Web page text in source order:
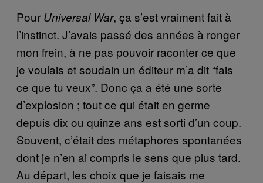
Pour Universal War, ça s’est vraiment fait à
l’instinct. J’avais passé des années à ronger
mon frein, à ne pas pouvoir raconter ce que
je voulais et soudain un éditeur m’a dit “fais
ce que tu veux”. Donc ça a été une sorte
d’explosion ; tout ce qui était en germe
depuis dix ou quinze ans est sorti d’un coup.
Souvent, c’était des métaphores spontanées
dont je n’en ai compris le sens que plus tard.
Au départ, les choix que je faisais me